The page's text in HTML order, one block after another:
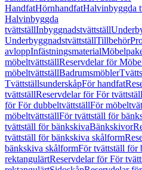
HandfatHörnhandfatHalvinbyggda
Halvinbyggda
tvättställInbyggnadstvättställ
UnderbyggnadstvättställTillbehör
avloppInfästningsmaterial
möbeltvättställReservdelar för
möbeltvättställBadrumsmöbler
TvättställsunderskåpFör handfat
tvättställReservdelar för För tvättställ
för För dubbeltvättställFör
möbeltvättställFör tvättställ för
tvättställ för bänkskivaBänkskivor
tvättställ för bänkskiva skålform
bänkskiva skålformFör tvättställ för
rektangulärtReservdelar för För